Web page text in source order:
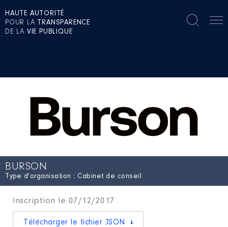
HAUTE AUTORITÉ
POUR LA TRANSPARENCE
DE LA VIE PUBLIQUE
BURSON
Type d'organisation : Cabinet de conseil
Inscription le 07/12/2017
Télécharger le fichier JSON